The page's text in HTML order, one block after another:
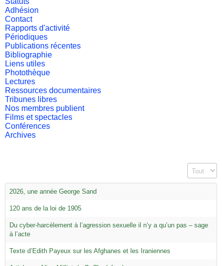
Adhésion
Contact
Rapports d'activité
Périodiques
Publications récentes
Bibliographie
Liens utiles
Photothèque
Lectures
Ressources documentaires
Tribunes libres
Nos membres publient
Films et spectacles
Conférences
Archives
Affichage #
2026, une année George Sand
120 ans de la loi de 1905
Du cyber-harcèlement à l’agression sexuelle il n’y a qu’un pas – sage
à l’acte
Texte d’Edith Payeux sur les Afghanes et les Iraniennes